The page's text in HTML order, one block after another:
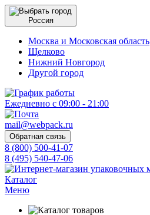
Россия
Москва и Московская область
Щелково
Нижний Новгород
Другой город
Ежедневно с 09:00 - 21:00
mail@webpack.ru
Обратная связь
8 (800) 500-41-07
8 (495) 540-47-06
Каталог
Меню